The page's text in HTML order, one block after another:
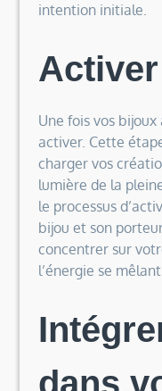
intention initiale.
Une fois vos
activer. Cette
charger vos
lumière de la
le processus
bijou et son
concentrer sur
l’énergie se
dans